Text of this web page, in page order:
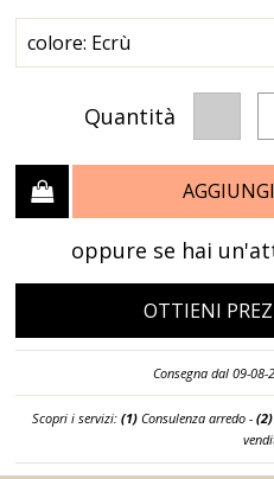
colore: Ecrù
Quantità
oppure se hai
OTTIENI
Consegna dal 09-
Scopri i servizi: (1)Consulenza arredo - (2)